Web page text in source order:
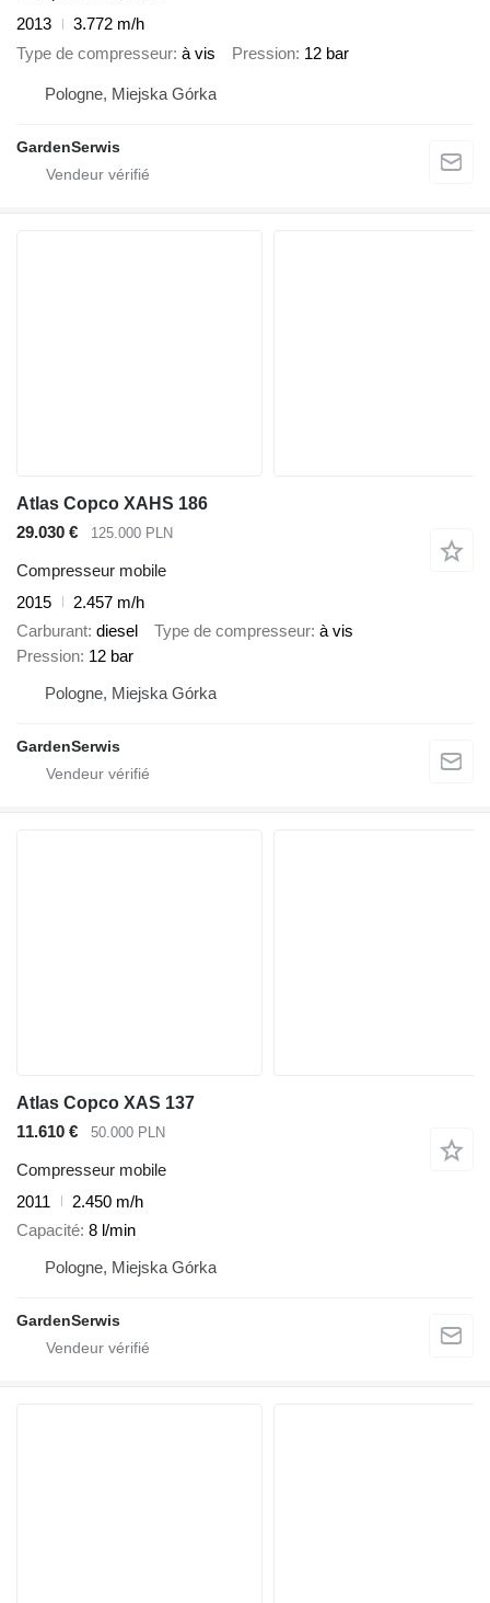
2013
3.772 m/h
Type de compresseur à vis Pression 12 bar
Pologne, Miejska Górka
GardenSerwis
Atlas Copco XAHS 186
29.030 €
125.000 PLN
Compresseur mobile
2015
2.457 m/h
Carburant diesel Type de compresseur à vis
Pression 12 bar
Pologne, Miejska Górka
GardenSerwis
Atlas Copco XAS 137
11.610 €
50.000 PLN
Compresseur mobile
2011
2.450 m/h
Capacité 8 l/min
Pologne, Miejska Górka
GardenSerwis